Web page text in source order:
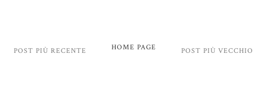
POST PIÙ RECENTE POST PIÙ VECCHIO
HOME PAGE